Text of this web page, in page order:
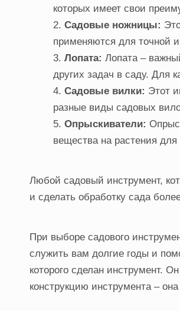
которых имеет свои
Садовые ножницы:
применяются для точной и
Лопата: Лопата –
других задач в саду. Для
Садовые вилки: Этот
разные виды садовых
Опрыскиватели:
вещества на растения
Любой садовый инструмент,
и сделать обработку сада
При выборе садового
служить вам долгие годы и
которого сделан инструмент.
конструкцию инструмента –